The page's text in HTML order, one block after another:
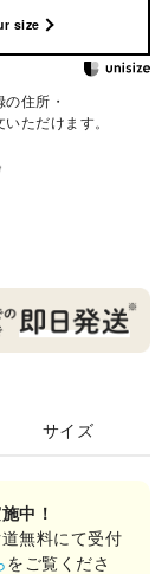
size
住所・
ただけます。
サイズ
中！
無料にて受付
をご覧くださ